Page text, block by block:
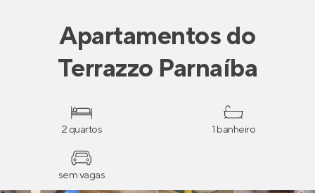
Apartamentosdo
Terrazzo Parnaíba
2 quartos 1 banheiro
sem vagas